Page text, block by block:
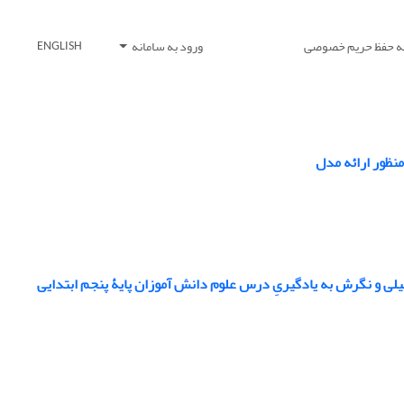
حفظ حریم خصوصی ورود به سامانه ENGLISH
ارائه مدل
و نگرش به یادگیریِ درس علوم دانش آموزان پایۀ پنجم ابتدایی